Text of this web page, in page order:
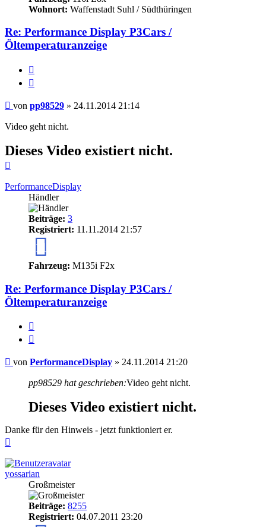
Wohnort: Waffenstadt Suhl / Südthüringen
Re: Performance Display P3Cars /
Öltemperaturanzeige
Beitrag
von pp98529 » 24.11.2014 21:14
Video geht nicht.
Dieses Video existiert nicht.
PerformanceDisplay
Händler
Beiträge: 3
Registriert: 11.11.2014 21:57
11
Fahrzeug: M135i F2x
Re: Performance Display P3Cars /
Öltemperaturanzeige
Beitrag
von PerformanceDisplay » 24.11.2014 21:20
pp98529 hat geschrieben:Video geht nicht.
Dieses Video existiert nicht.
Danke für den Hinweis - jetzt funktioniert er.
yossarian
Großmeister
Beiträge: 8255
Registriert: 04.07.2011 23:20